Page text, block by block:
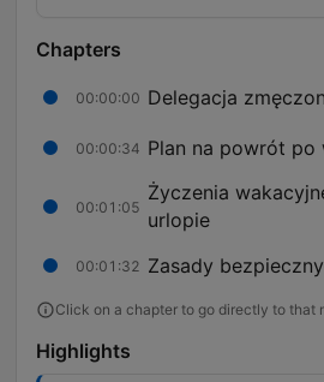
Chapters
00:00:00 Delegacja
00:00:34 Plan na powrót po
00:01:05
Życzenia
urlopie
00:01:32 Zasady
Click on a chapter to go directly to that
Highlights